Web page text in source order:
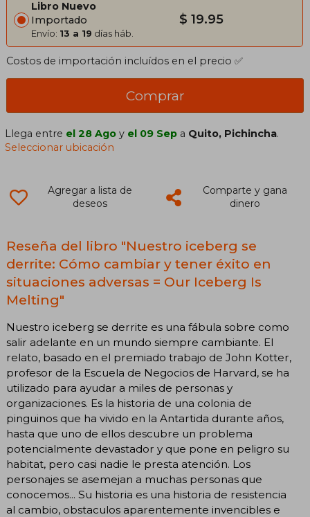
Libro Nuevo
Importado
Envío: 13 a 19 días háb.
$ 19.95
Costos de importación incluídos en el precio ✅
Comprar
Llega entre el 28 Ago y el 09 Sep a Quito, Pichincha.
Seleccionar ubicación
Agregar a lista de
deseos
Comparte y gana
dinero
Reseña del libro "Nuestro iceberg se
derrite: Cómo cambiar y tener éxito en
situaciones adversas = Our Iceberg Is
Melting"
Nuestro iceberg se derrite es una fábula sobre como
salir adelante en un mundo siempre cambiante. El
relato, basado en el premiado trabajo de John Kotter,
profesor de la Escuela de Negocios de Harvard, se ha
utilizado para ayudar a miles de personas y
organizaciones. Es la historia de una colonia de
pinguinos que ha vivido en la Antartida durante años,
hasta que uno de ellos descubre un problema
potencialmente devastador y que pone en peligro su
habitat, pero casi nadie le presta atención. Los
personajes se asemejan a muchas personas que
conocemos... Su historia es una historia de resistencia
al cambio, obstaculos aparentemente invencibles e